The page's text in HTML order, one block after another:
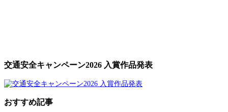
交通安全キャンペーン2026 入賞作品発表
おすすめ記事